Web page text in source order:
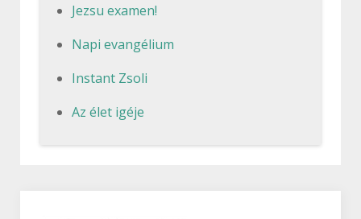
Jezsu examen!
Napi evangélium
Instant Zsoli
Az élet igéje